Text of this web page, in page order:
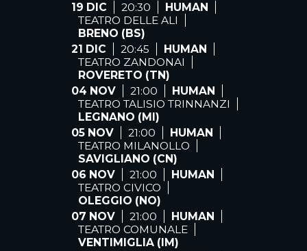
19 DIC
20:30
HUMAN
TEATRO DELLE ALI
BRENO (BS)
21 DIC
20:45
HUMAN
TEATRO ZANDONAI
ROVERETO (TN)
04 NOV
21:00
HUMAN
TEATRO TALISIO TRINNANZI
LEGNANO (MI)
05 NOV
21:00
HUMAN
TEATRO MILANOLLO
SAVIGLIANO (CN)
06 NOV
21:00
HUMAN
TEATRO CIVICO
OLEGGIO (NO)
07 NOV
21:00
HUMAN
TEATRO COMUNALE
VENTIMIGLIA (IM)